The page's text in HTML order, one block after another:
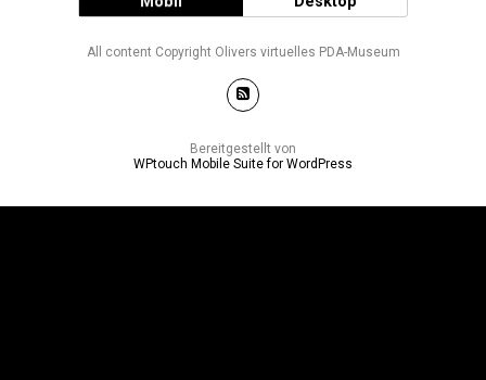
All content Copyright Olivers virtuelles PDA-Museum
Bereitgestellt von
WPtouch Mobile Suite for WordPress